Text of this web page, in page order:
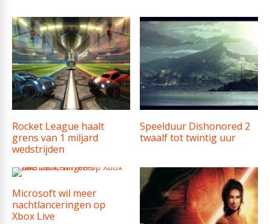
Rocket League haalt
grens van 1 miljard
wedstrijden
Speelduur Dishonored 2
twaalf tot twintig uur
Microsoft wil meer
nachtlanceringen op
Xbox Live